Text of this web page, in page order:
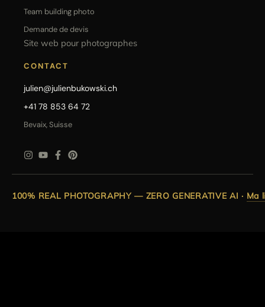
Team building photo
Demande de devis
Site web pour photographes
CONTACT
julien@julienbukowski.ch
+41 78 853 64 72
Bevaix, Suisse
100% REAL PHOTOGRAPHY — ZERO GENERATIVE AI · Ma